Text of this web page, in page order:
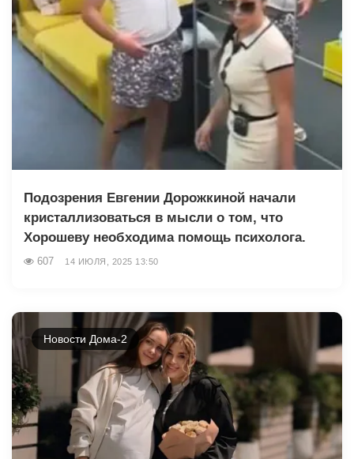
Подозрения Евгении Дорожкиной начали
кристаллизоваться в мысли о том, что
Хорошеву необходима помощь психолога.
607 14 ИЮЛЯ, 2025 13:50
Новости Дома-2